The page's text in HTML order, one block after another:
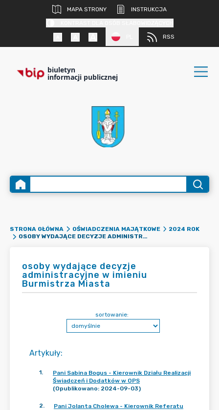
MAPA STRONY
INSTRUKCJA
RSS
biuletyn
informacji publicznej
STRONA GŁÓWNA OŚWIADCZENIA MAJĄTKOWE
2024 ROK
OSOBY WYDAJĄCE DECYZJE ADMINISTRACYJNE W IMIENIU BURMISTRZA MIASTA
osoby wydające decyzje
administracyjne w imieniu
Burmistrza Miasta
Artykuły:
sortowanie:
1.
Pani Sabina Bogus - Kierownik Działu Realizacji
Świadczeń i Dodatków w OPS
(Opublikowano: 2024-09-03)
2.
Pani Jolanta Cholewa - Kierownik Referatu